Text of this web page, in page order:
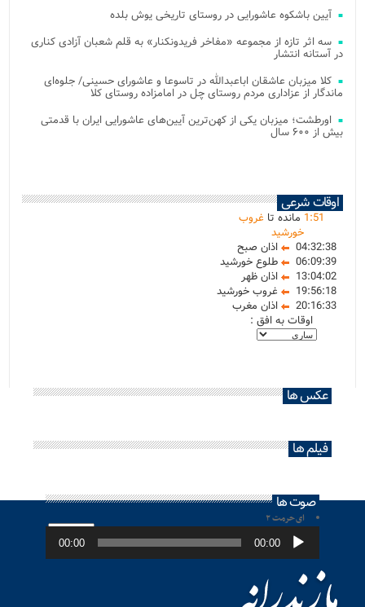
آیین باشکوه عاشورایی در روستای تاریخی یوش بلده
سه اثر تازه از مجموعه «مفاخر فریدونکنار» به قلم شعبان آزادی کناری
در آستانه انتشار
کلا میزبان عاشقان اباعبدالله در تاسوعا و عاشورای حسینی/ جلوه‌ای
ماندگار از عزاداری مردم روستای چل در امامزاده روستای کلا
اورطشت؛ میزبان یکی از کهن‌ترین آیین‌های عاشورایی ایران با قدمتی
بیش از ۶۰۰ سال
اوقات شرعی
1:51 مانده تاغروب
خورشید
04:32:38
اذان صبح
06:09:39
طلوع خورشید
13:04:02
اذان ظهر
19:56:18
غروب خورشید
20:16:33
اذان مغرب
اوقات به افق :
عکس ها
فیلم ها
صوت ها
ای حرمت ۲
پخش‌کننده
صوت 00:00
00:00